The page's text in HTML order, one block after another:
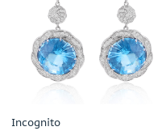
Carl F. Bucherer
Carla Amorim
Carlo Luca Della Quercia
Carrera y Carrera
Casa Gi
Incognito